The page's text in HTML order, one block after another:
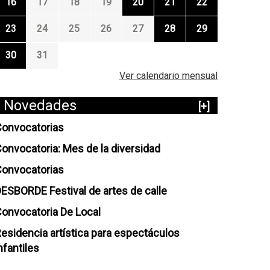
23 24 25 26 27 28 29
30
31
Ver calendario mensual
Novedades
[+]
Mes de la diversidad
Festival de artes de calle
De Local
artística para espectáculos